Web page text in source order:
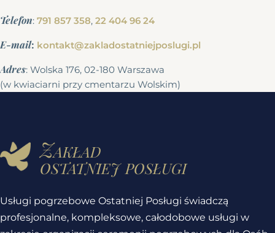
Telefon: 791 857 358, 22 404 96 24
E-mail: kontakt@zakladostatniejposlugi.pl
Adres: Wolska 176, 02-180 Warszawa
(w kwiaciarni przy cmentarzu Wolskim)
Zakład
ostatniej posługi
Usługi pogrzebowe Ostatniej Posługi świadczą
profesjonalne, kompleksowe, całodobowe usługi w